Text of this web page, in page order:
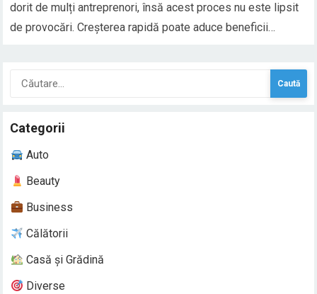
dorit de mulți antreprenori, însă acest proces nu este lipsit
de provocări. Creșterea rapidă poate aduce beneficii
venituri mai mari, dar și riscuri asociate cu complexitatea
gestionării unei afaceri care…
Caută
Categorii
Auto
Beauty
Business
Călătorii
Casă și Grădină
Diverse